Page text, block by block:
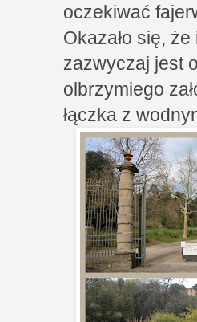
oczekiwać
Okazało się,
zazwyczaj jest
olbrzymiego
łączka z